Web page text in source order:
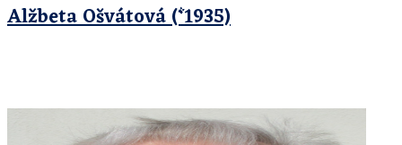
Alžbeta Ošvátová (*1935)